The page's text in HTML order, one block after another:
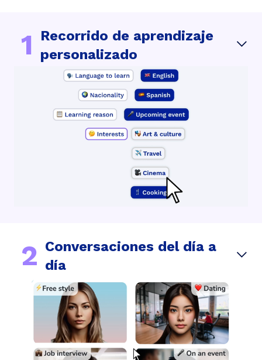
1
Recorrido de aprendizaje
personalizado
2 Conversaciones del día a
día